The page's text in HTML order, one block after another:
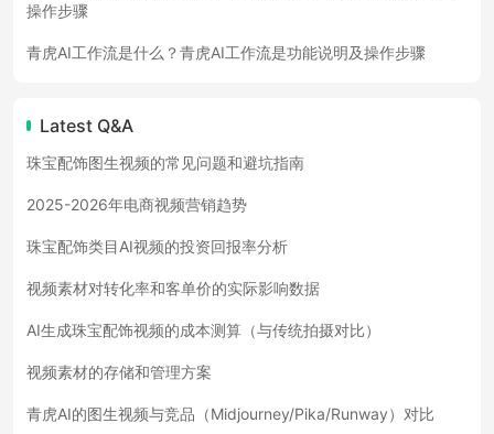
操作步骤
青虎AI工作流是什么？青虎AI工作流是功能说明及操作步骤
Latest Q&A
珠宝配饰图生视频的常见问题和避坑指南
2025-2026年电商视频营销趋势
珠宝配饰类目AI视频的投资回报率分析
视频素材对转化率和客单价的实际影响数据
AI生成珠宝配饰视频的成本测算（与传统拍摄对比）
视频素材的存储和管理方案
青虎AI的图生视频与竞品（Midjourney/Pika/Runway）对比